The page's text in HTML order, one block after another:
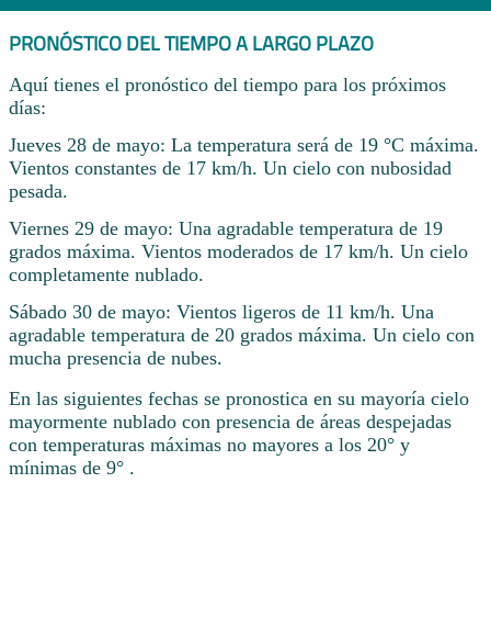
PRONÓSTICO DEL TIEMPO A LARGO PLAZO
Aquí tienes el pronóstico del tiempo para los próximos
días:
Jueves 28 de mayo: La temperatura será de 19 °C máxima.
Vientos constantes de 17 km/h. Un cielo con nubosidad
pesada.
Viernes 29 de mayo: Una agradable temperatura de 19
grados máxima. Vientos moderados de 17 km/h. Un cielo
completamente nublado.
Sábado 30 de mayo: Vientos ligeros de 11 km/h. Una
agradable temperatura de 20 grados máxima. Un cielo con
mucha presencia de nubes.
En las siguientes fechas se pronostica en su mayoría cielo
mayormente nublado con presencia de áreas despejadas
con temperaturas máximas no mayores a los 20° y
mínimas de 9° .